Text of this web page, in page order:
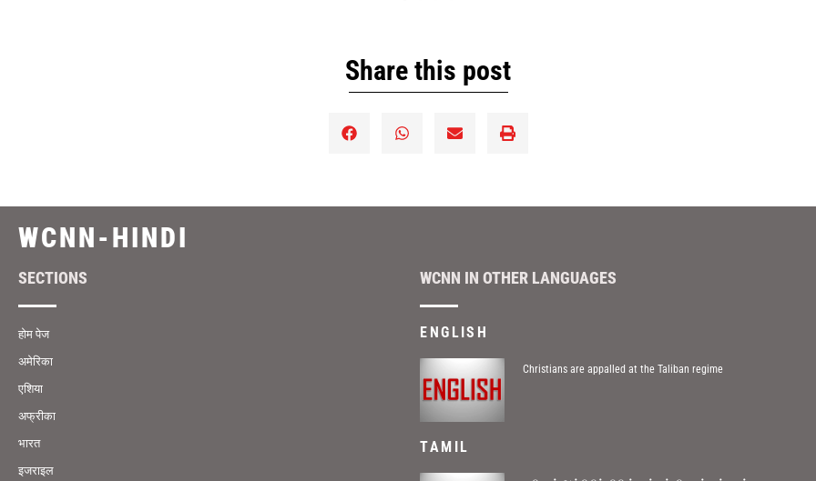
Share this post
WCNN-HINDI
SECTIONS
होम पेज
अमेरिका
एशिया
अफ्रीका
भारत
इजराइल
WCNN IN OTHER LANGUAGES
ENGLISH
Christians are appalled at the Taliban regime
TAMIL